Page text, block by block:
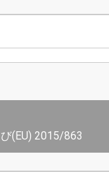
(EU) 2015/863